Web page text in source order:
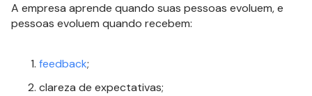
A empresa aprende quando suas pessoas evoluem, e
pessoas evoluem quando recebem:
feedback;
clareza de expectativas;